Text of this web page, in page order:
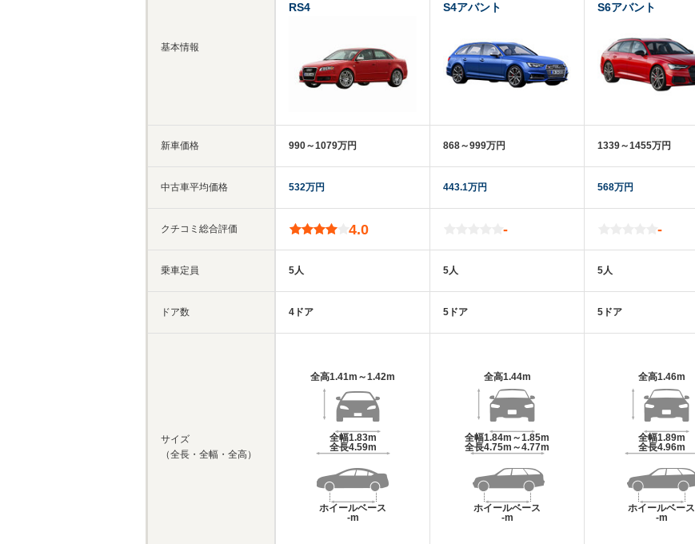
基本情報
新車価格
中古車平均価格
クチコミ総合評価
乗車定員
ドア数
サイズ
（全長・全幅・全高）
RS4
990～1079万円
532万円
4.0
5人
4ドア
全高1.41m～1.42m
全幅1.83m
全長4.59m
ホイールベース
-m
S4アバント
868～999万円
443.1万円
-
5人
5ドア
全高1.44m
全幅1.84m～1.85m
全長4.75m～4.77m
ホイールベース
-m
S6アバント
1339～1455万円
568万円
-
5人
5ドア
全高1.46m
全幅1.89m
全長4.96m
ホイールベース
-m